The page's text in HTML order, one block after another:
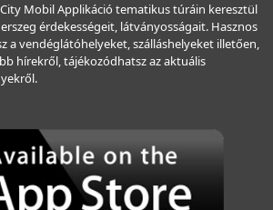
City Mobil Applikáció tematikus túráin keresztül
érdekességeit, látványosságait. Hasznos
a vendéglátóhelyeket, szálláshelyeket illetően,
hírekről, tájékozódhatsz az aktuális